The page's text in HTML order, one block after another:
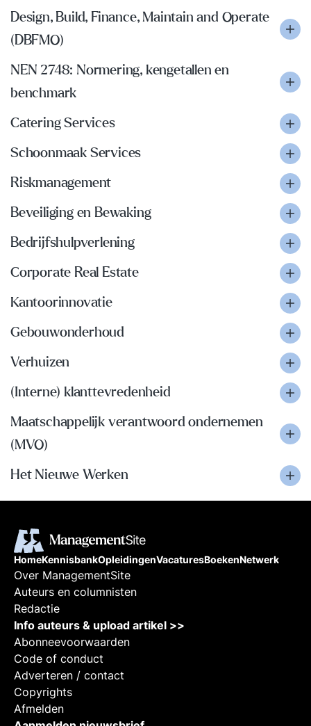
Design, Build, Finance, Maintain and Operate
(DBFMO)
NEN 2748: Normering, kengetallen en
benchmark
Catering Services
Schoonmaak Services
Riskmanagement
Beveiliging en Bewaking
Bedrijfshulpverlening
Corporate Real Estate
Kantoorinnovatie
Gebouwonderhoud
Verhuizen
(Interne) klanttevredenheid
Maatschappelijk verantwoord ondernemen
(MVO)
Het Nieuwe Werken
HomeKennisbankOpleidingenVacaturesBoekenNetwerk
Over ManagementSite
Auteurs en columnisten
Redactie
Info auteurs & upload artikel >>
Abonneevoorwaarden
Code of conduct
Adverteren / contact
Copyrights
Afmelden